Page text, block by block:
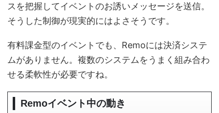
スを把握してイベントのお誘いメッセージを送信。
そうした制御が現実的にはよさそうです。
有料課金型のイベントでも、Remoには決済システ
ムがありません。複数のシステムをうまく組み合わ
せる柔軟性が必要ですね。
Remoイベント中の動き